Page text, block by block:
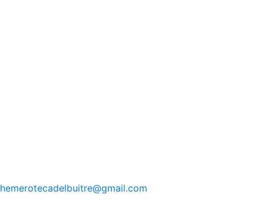
hemerotecadelbuitre@gmail.com